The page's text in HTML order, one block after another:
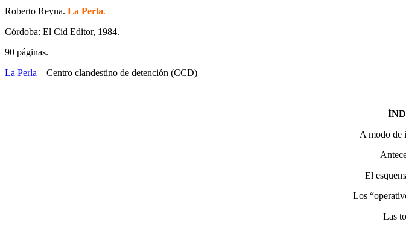
Roberto Reyna. La Perla.
Córdoba: El Cid Editor, 1984.
90 páginas.
La Perla – Centro clandestino de detención (CCD)
A modo de
El
Los
Las